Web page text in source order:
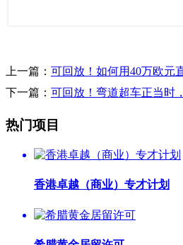
上一篇： 可回放！如何用40万欧元
下一篇： 可回放！弯道超车正当时
热门项目
香港卓越（商业）专才计划